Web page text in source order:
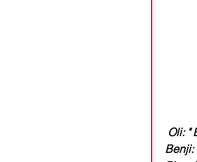
Oli: "
Benji: